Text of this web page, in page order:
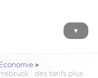
▼
Economie
: des tarifs plus